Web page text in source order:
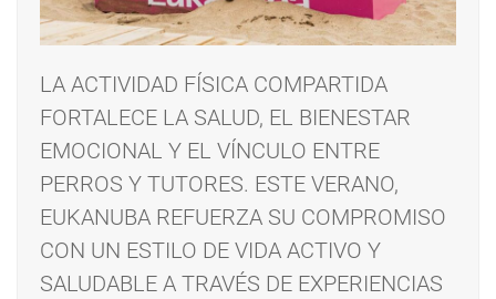
LA ACTIVIDAD FÍSICA COMPARTIDA
FORTALECE LA SALUD, EL BIENESTAR
EMOCIONAL Y EL VÍNCULO ENTRE
PERROS Y TUTORES. ESTE VERANO,
EUKANUBA REFUERZA SU COMPROMISO
CON UN ESTILO DE VIDA ACTIVO Y
SALUDABLE A TRAVÉS DE EXPERIENCIAS